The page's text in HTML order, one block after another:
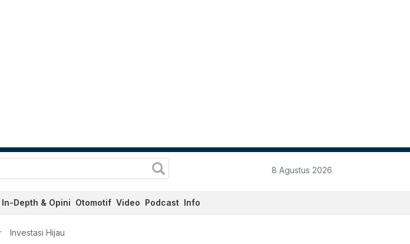
8 Agustus 2026
In-Depth & Opini Otomotif Video Podcast Info
Investasi Hijau